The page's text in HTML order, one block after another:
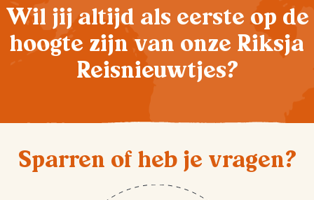
Wil jij altijd als eerste op de
hoogte zijn van onze Riksja
Reisnieuwtjes?
Sparren of heb je vragen?